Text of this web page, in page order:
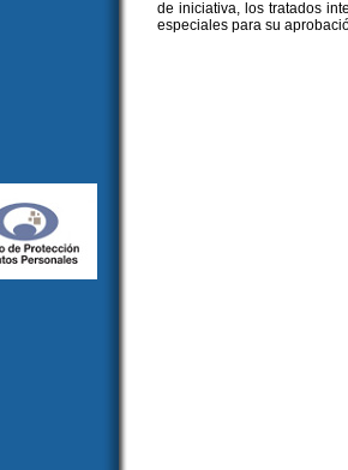
de iniciativa, los tratados
especiales para su